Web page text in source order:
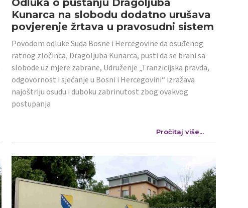
Kunarca na slobodu dodatno urušava
povjerenje žrtava u pravosudni sistem
Povodom odluke Suda Bosne i Hercegovine da osuđenog
ratnog zločinca, Dragoljuba Kunarca, pusti da se brani sa
slobode uz mjere zabrane, Udruženje „Tranzicijska pravda,
odgovornost i sjećanje u Bosni i Hercegovini“ izražava
najoštriju osudu i duboku zabrinutost zbog ovakvog
postupanja
Pročitaj više...